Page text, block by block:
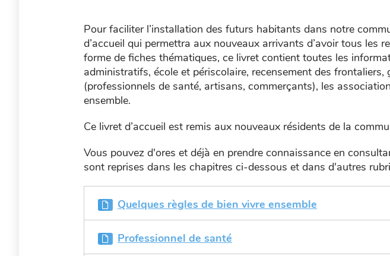
Pour faciliter l’installation des futurs habitants dans notre
d’accueil qui permettra aux nouveaux arrivants d’avoir tous
forme de fiches thématiques, ce livret contient toutes les
administratifs, école et périscolaire, recensement des
(professionnels de santé, artisans, commerçants), les
ensemble.
Ce livret d’accueil est remis aux nouveaux résidents de la
Vous pouvez d'ores et déjà en prendre connaissance en
sont reprises dans les chapitres ci-dessous et dans d'autres
Quelques règles de bien vivre ensemble
Professionnel de santé